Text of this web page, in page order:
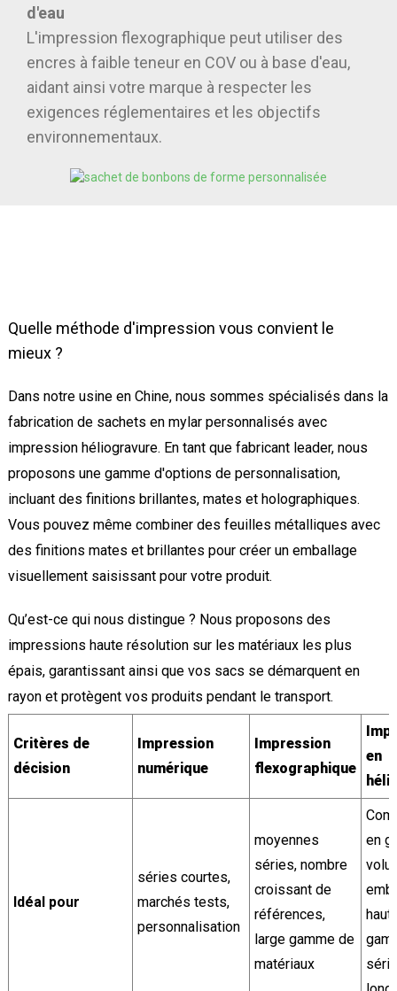
d'eau
L'impression flexographique peut utiliser des
encres à faible teneur en COV ou à base d'eau,
aidant ainsi votre marque à respecter les
exigences réglementaires et les objectifs
environnementaux.
Quelle méthode d'impression vous convient le
mieux ?
Dans notre usine en Chine, nous sommes spécialisés dans la
fabrication de sachets en mylar personnalisés avec
impression héliogravure. En tant que fabricant leader, nous
proposons une gamme d'options de personnalisation,
incluant des finitions brillantes, mates et holographiques.
Vous pouvez même combiner des feuilles métalliques avec
des finitions mates et brillantes pour créer un emballage
visuellement saisissant pour votre produit.
Qu’est-ce qui nous distingue ? Nous proposons des
impressions haute résolution sur les matériaux les plus
épais, garantissant ainsi que vos sacs se démarquent en
rayon et protègent vos produits pendant le transport.
Critères de
décision
Impression
numérique
Impression
flexographique
en
Idéal pour
séries courtes,
marchés tests,
personnalisation
moyennes
séries, nombre
croissant de
références,
large gamme de
matériaux
en
haut